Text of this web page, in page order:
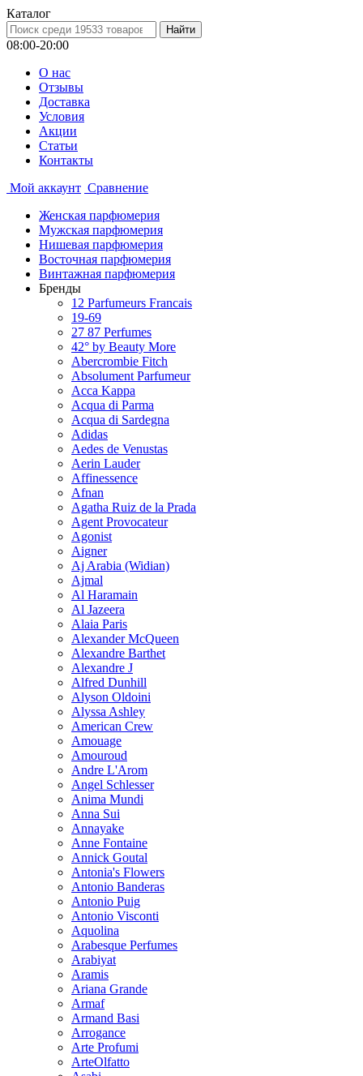
Каталог
08:00-20:00
О нас
Отзывы
Доставка
Условия
Aкции
Статьи
Контакты
Мой аккаунт Сравнение
Женская парфюмерия
Мужская парфюмерия
Нишевая парфюмерия
Восточная парфюмерия
Винтажная парфюмерия
Бренды
12 Parfumeurs Francais
19-69
27 87 Perfumes
42° by Beauty More
Abercrombie Fitch
Absolument Parfumeur
Acca Kappa
Acqua di Parma
Acqua di Sardegna
Adidas
Aedes de Venustas
Aerin Lauder
Affinessence
Afnan
Agatha Ruiz de la Prada
Agent Provocateur
Agonist
Aigner
Aj Arabia (Widian)
Ajmal
Al Haramain
Al Jazeera
Alaia Paris
Alexander McQueen
Alexandre Barthet
Alexandre J
Alfred Dunhill
Alyson Oldoini
Alyssa Ashley
American Crew
Amouage
Amouroud
Andre L'Arom
Angel Schlesser
Anima Mundi
Anna Sui
Annayake
Anne Fontaine
Annick Goutal
Antonia's Flowers
Antonio Banderas
Antonio Puig
Antonio Visconti
Aquolina
Arabesque Perfumes
Arabiyat
Aramis
Ariana Grande
Armaf
Armand Basi
Arrogance
Arte Profumi
ArteOlfatto